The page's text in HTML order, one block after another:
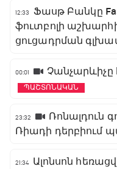
12:33
Ֆասթ Բանկը
ֆուտբոլի
ցուցադրման
00:01 Չանչարևիչը
ՊԱՇՏՈՆԱԿԱՆ
23:32
Ռոնալդուն
Ռիադի դերբիում
21:34 Ալոնսոն